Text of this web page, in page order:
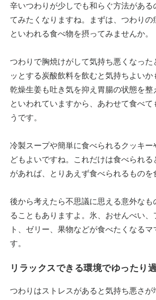
辛いつわりが少しでも和らぐ方法がある
てみたくなりますね。まずは、つわりの
といわれる食べ物を摂ってみませんか。
つわりで胸焼けがして気持ち悪くなった
ッとする炭酸飲料を飲むと気持ちよいか
乾燥生姜も吐き気を抑え胃腸の状態を整
といわれていますから、あわせて食べて
うです。
冷製スープや簡単に食べられるクッキー
どもよいですね。これだけは食べられる
があれば、とりあえず食べられるものを
後から考えたら不思議に思える意外なも
ることもありますよ。氷、おせんべい、
ト、ゼリー、果物などが食べたくなる
す。
リラックスできる環境でゆったり
つわりはストレスがあると気持ち悪さが